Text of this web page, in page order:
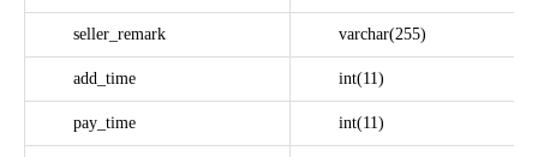
seller_remark varchar(255)
add_time int(11)
pay_time int(11)